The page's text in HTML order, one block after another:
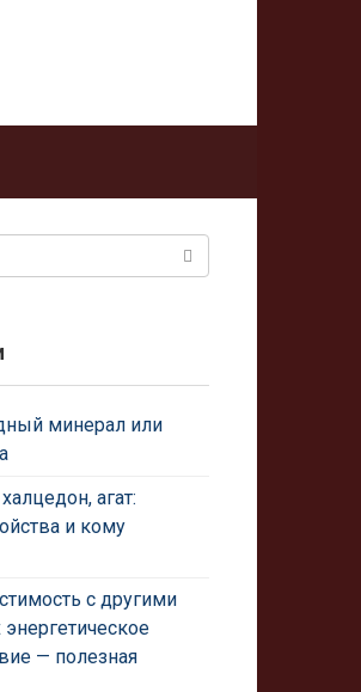
минерал или
агат:
и кому
с другими
— полезная